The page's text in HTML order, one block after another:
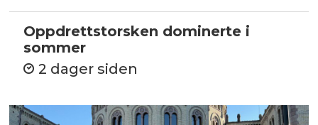
Oppdrettstorsken dominerte i
sommer
2 dager siden